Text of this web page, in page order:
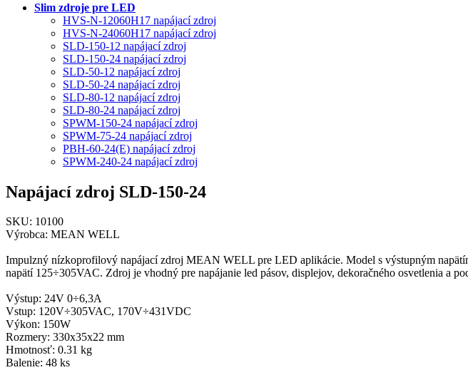
Slim zdroje pre LED
HVS-N-12060H17 napájací zdroj
HVS-N-24060H17 napájací zdroj
SLD-150-12 napájací zdroj
SLD-150-24 napájací zdroj
SLD-50-12 napájací zdroj
SLD-50-24 napájací zdroj
SLD-80-12 napájací zdroj
SLD-80-24 napájací zdroj
SPWM-150-24 napájací zdroj
SPWM-75-24 napájací zdroj
PBH-60-24(E) napájací zdroj
SPWM-240-24 napájací zdroj
Napájací zdroj SLD-150-24
SKU: 10100
Výrobca: MEAN WELL
Impulzný nízkoprofilový napájací zdroj MEAN WELL pre LED aplikácie. Model s výstupným
napätí 125÷305VAC. Zdroj je vhodný pre napájanie led pásov, displejov, dekoračného osvetlenia a
Výstup: 24V 0÷6,3A
Vstup: 120V÷305VAC, 170V÷431VDC
Výkon: 150W
Rozmery: 330x35x22 mm
Hmotnosť: 0.31 kg
Balenie: 48 ks